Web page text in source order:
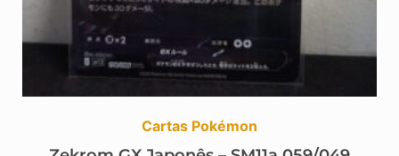
Cartas Pokémon